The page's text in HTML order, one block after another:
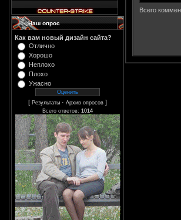
Наш опрос
Как вам новый дизайн сайта?
Отлично
Хорошо
Неплохо
Плохо
Ужасно
[ Результаты · Архив опросов ]
Всего ответов: 1014
Всего